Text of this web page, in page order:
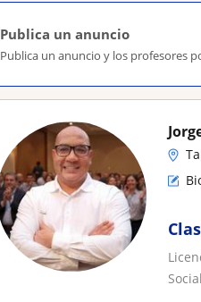
Publica un anuncio
Publica un anuncio y los profesores